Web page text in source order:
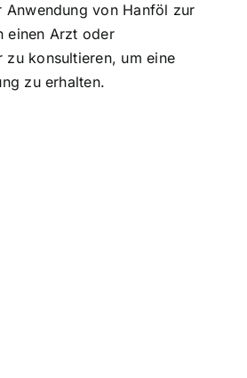
Anwendung von Hanföl zur
einen Arzt oder
zu konsultieren, um eine
zu erhalten.